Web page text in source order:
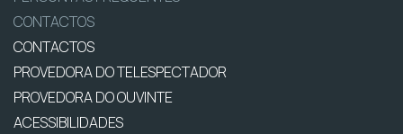
CONTACTOS
CONTACTOS
PROVEDORA DO TELESPECTADOR
PROVEDORA DO OUVINTE
ACESSIBILIDADES